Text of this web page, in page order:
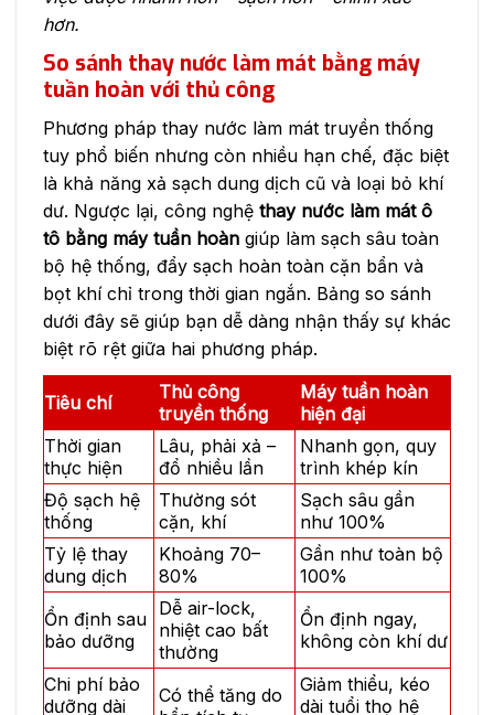
hơn.
So sánh thay nước làm mát bằng máy
tuần hoàn với thủ công
Phương pháp thay nước làm mát truyền thống
tuy phổ biến nhưng còn nhiều hạn chế, đặc biệt
là khả năng xả sạch dung dịch cũ và loại bỏ khí
dư. Ngược lại, công nghệ thay nước làm mát ô
tô bằng máy tuần hoàn giúp làm sạch sâu toàn
bộ hệ thống, đẩy sạch hoàn toàn cặn bẩn và
bọt khí chỉ trong thời gian ngắn. Bảng so sánh
dưới đây sẽ giúp bạn dễ dàng nhận thấy sự khác
biệt rõ rệt giữa hai phương pháp.
Tiêu chí
Thủ công
truyền thống
Máy tuần hoàn
hiện đại
Thời gian
thực hiện
Lâu, phải xả –
đổ nhiều lần
Nhanh gọn, quy
trình khép kín
Độ sạch hệ
thống
Thường sót
cặn, khí
Sạch sâu gần
như 100%
Tỷ lệ thay
dung dịch
Khoảng 70–
80%
Gần như toàn bộ
100%
Ổn định sau
bảo dưỡng
Dễ air-lock,
nhiệt cao bất
thường
Ổn định ngay,
không còn khí dư
Chi phí bảo
dưỡng dài
Có thể tăng do
Giảm thiểu, kéo
dài tuổi thọ hệ